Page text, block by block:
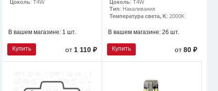
Цоколь: T4W
В вашем магазине: 1 шт.
Купить от 1 110 ₽
Цоколь: T4W
Тип: Накаливания
Температура света, K: 2000K
В вашем магазине: 26 шт.
Купить от80 ₽